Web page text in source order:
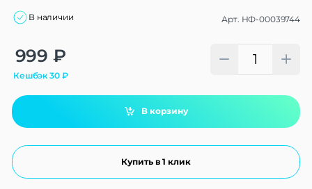
В наличии Арт. НФ-00039744
999 ₽
Кешбэк30₽
В корзину
Купить в 1 клик
Alternative: